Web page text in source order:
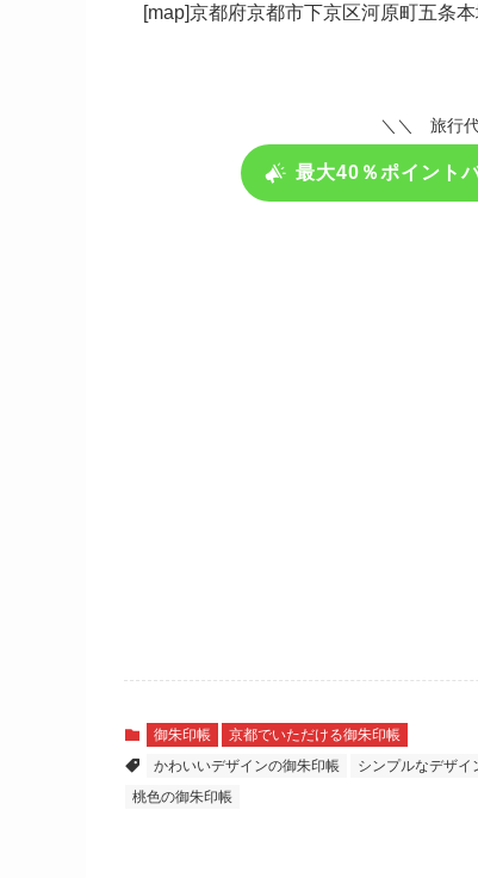
[map]京都府京都市下京区河原町五条
＼＼ 旅行
最大40％ポイント
御朱印帳
京都でいただける御朱印帳
かわいいデザインの御朱印帳
シンプルなデザイ
桃色の御朱印帳